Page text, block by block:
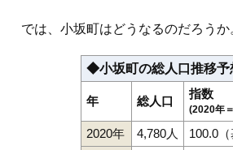
では、小坂町はどうなるのだろうか
◆小坂町の総人口推移予
年 総人口
指数
(2020年
2020年 4,780人
100.0（